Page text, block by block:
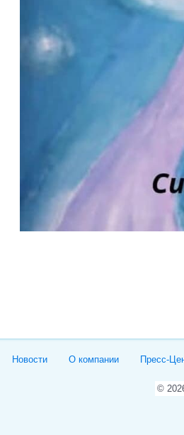
Новости О компании Пресс-
©